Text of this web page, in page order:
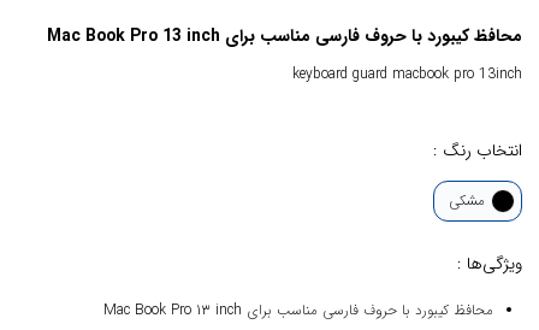
محافظ کیبورد با حروف فارسی مناسب برای Mac Book Pro 13 inch
keyboard guard macbook pro 13inch
انتخاب رنگ :
مشکی
ویژگی‌ها :
محافظ کیبورد با حروف فارسی مناسب برای Mac Book Pro 13 inch